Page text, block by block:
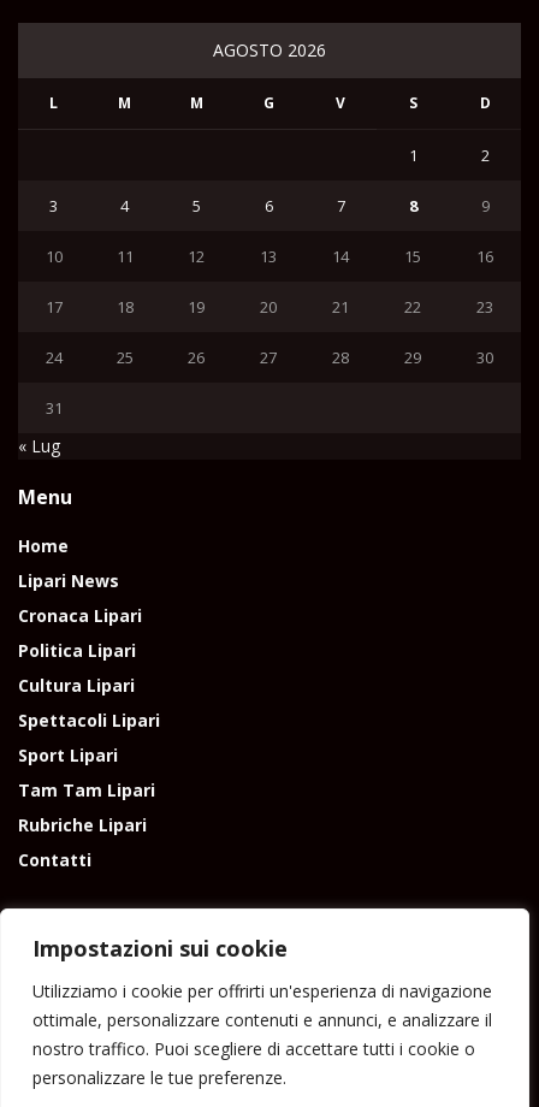
Impostazioni sui cookie
Utilizziamo i cookie per offrirti un'esperienza di navigazione
ottimale, personalizzare contenuti e annunci, e analizzare il
nostro traffico. Puoi scegliere di accettare tutti i cookie o
personalizzare le tue preferenze.
AGOSTO 2026
L M M G V S D
1 2
3 4 5 6 7 8 9
10 11 12 13 14 15 16
17 18 19 20 21 22 23
24 25 26 27 28 29 30
31
« Lug
Menu
Home
Lipari News
Cronaca Lipari
Politica Lipari
Cultura Lipari
Spettacoli Lipari
Sport Lipari
Tam Tam Lipari
Rubriche Lipari
Contatti
Direttore responsabile: Peppe Paino - Eolmedia, via Zinzolo, 20 - 980555 -
Lipari (Me) - Tel. 3924544698 e-mail: giornaledilipari@gmail.com -
peppepaino1@gmail.com Testata registrata al Tribunale di Barcellona
P.G.